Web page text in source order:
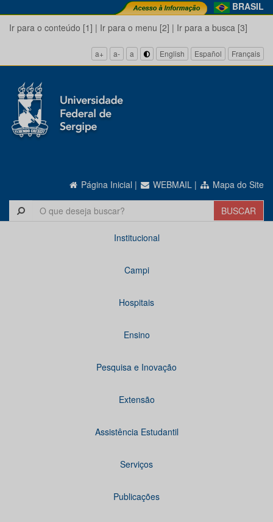
BRASIL
Ir para o conteúdo [1] | Ir para o menu [2] | Ir para a busca [3]
a+ a- a English Español Français
Página Inicial | WEBMAIL | Mapa do Site
Institucional
Campi
Hospitais
Ensino
Pesquisa e Inovação
Extensão
Assistência Estudantil
Serviços
Publicações